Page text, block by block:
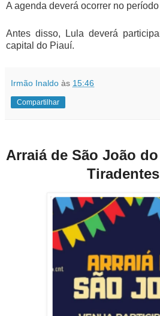
A agenda deverá ocorrer no
Antes disso, Lula deverá
capital do Piauí.
Irmão Inaldo às 15:46
Compartilhar
Arraiá de São João